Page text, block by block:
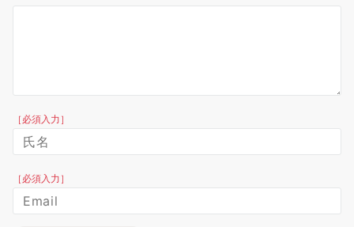
［必須入力］
［必須入力］